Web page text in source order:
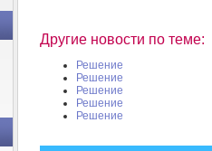
Другие новости по теме:
Решение
Решение
Решение
Решение
Решение